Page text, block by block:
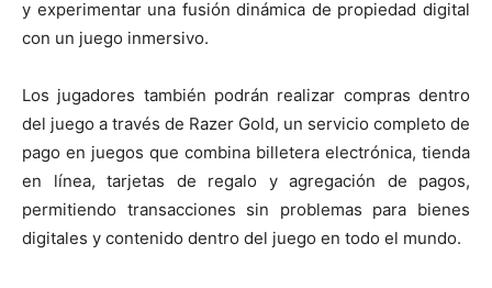
y experimentar una fusión dinámica de propiedad digital
con un juego inmersivo.
Los jugadores también podrán realizar compras dentro
del juego a través de Razer Gold, un servicio completo de
pago en juegos que combina billetera electrónica, tienda
en línea, tarjetas de regalo y agregación de pagos,
permitiendo transacciones sin problemas para bienes
digitales y contenido dentro del juego en todo el mundo.